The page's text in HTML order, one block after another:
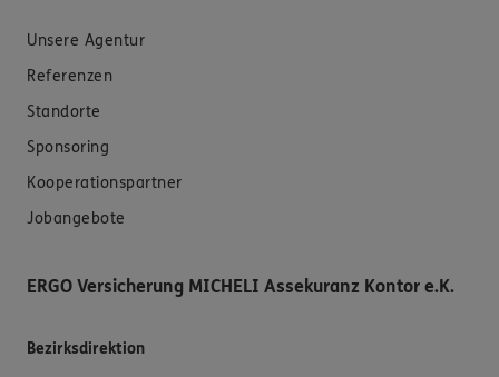
Unsere Agentur
Referenzen
Standorte
Sponsoring
Kooperationspartner
Jobangebote
ERGO Versicherung MICHELI Assekuranz Kontor e.K.
Bezirksdirektion